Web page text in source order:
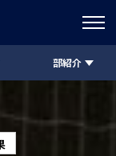
部紹介